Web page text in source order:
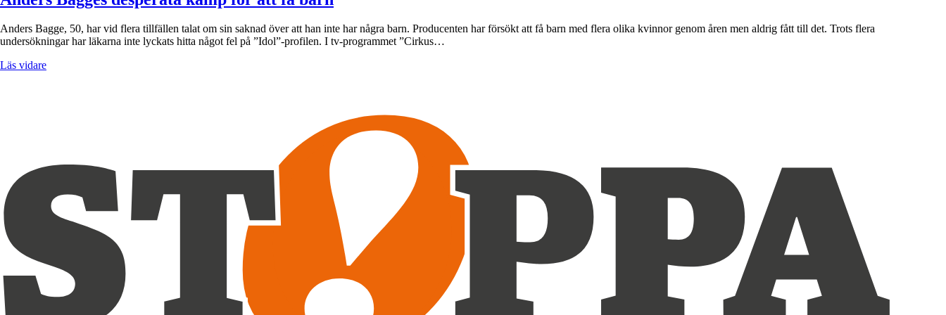
Anders Bagge, 50, har vid flera tillfällen talat om sin saknad över att han inte har några barn. Producenten har försökt att få barn med flera olika kvinnor genom åren men aldrig fått till det. Trots flera
undersökningar har läkarna inte lyckats hitta något fel på ”Idol”-profilen. I tv-programmet ”Cirkus…
Läs vidare